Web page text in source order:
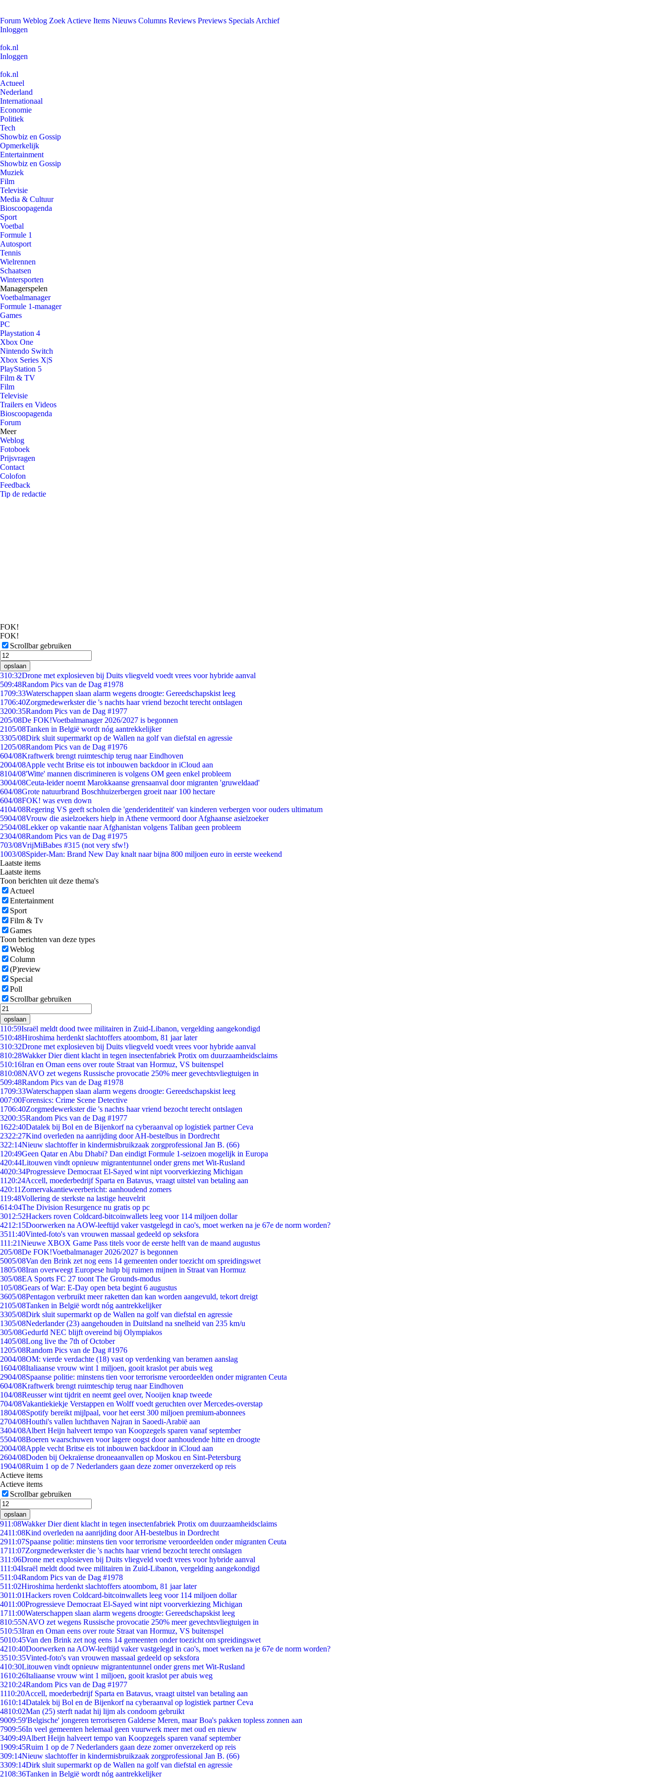
Forum Weblog Zoek Actieve Items Nieuws Columns Reviews Previews Specials Archief
Inloggen
fok.nl
Inloggen
fok.nl
Actueel
Nederland
Internationaal
Economie
Politiek
Tech
Showbiz en Gossip
Opmerkelijk
Entertainment
Showbiz en Gossip
Muziek
Film
Televisie
Media & Cultuur
Bioscoopagenda
Sport
Voetbal
Formule 1
Autosport
Tennis
Wielrennen
Schaatsen
Wintersporten
Managerspelen
Voetbalmanager
Formule 1-manager
Games
PC
Playstation 4
Xbox One
Nintendo Switch
Xbox Series X|S
PlayStation 5
Film & TV
Film
Televisie
Trailers en Videos
Bioscoopagenda
Forum
Meer
Weblog
Fotoboek
Prijsvragen
Contact
Colofon
Feedback
Tip de redactie
FOK!
FOK!
Scrollbar gebruiken
opslaan
310:32Drone met explosieven bij Duits vliegveld voedt vrees voor hybride aanval
509:48Random Pics van de Dag #1978
1709:33Waterschappen slaan alarm wegens droogte: Gereedschapskist leeg
1706:40Zorgmedewerkster die 's nachts haar vriend bezocht terecht ontslagen
3200:35Random Pics van de Dag #1977
205/08De FOK!Voetbalmanager 2026/2027 is begonnen
2105/08Tanken in België wordt nóg aantrekkelijker
3305/08Dirk sluit supermarkt op de Wallen na golf van diefstal en agressie
1205/08Random Pics van de Dag #1976
604/08Kraftwerk brengt ruimteschip terug naar Eindhoven
2004/08Apple vecht Britse eis tot inbouwen backdoor in iCloud aan
8104/08'Witte' mannen discrimineren is volgens OM geen enkel probleem
3004/08Ceuta-leider noemt Marokkaanse grensaanval door migranten 'gruweldaad'
604/08Grote natuurbrand Boschhuizerbergen groeit naar 100 hectare
604/08FOK! was even down
4104/08Regering VS geeft scholen die 'genderidentiteit' van kinderen verbergen voor ouders ultimatum
5904/08Vrouw die asielzoekers hielp in Athene vermoord door Afghaanse asielzoeker
2504/08Lekker op vakantie naar Afghanistan volgens Taliban geen probleem
2304/08Random Pics van de Dag #1975
703/08VrijMiBabes #315 (not very sfw!)
1003/08Spider-Man: Brand New Day knalt naar bijna 800 miljoen euro in eerste weekend
Laatste items
Laatste items
Toon berichten uit deze thema's
Actueel
Entertainment
Sport
Film & Tv
Games
Toon berichten van deze types
Weblog
Column
(P)review
Special
Poll
Scrollbar gebruiken
opslaan
110:59Israël meldt dood twee militairen in Zuid-Libanon, vergelding aangekondigd
510:48Hiroshima herdenkt slachtoffers atoombom, 81 jaar later
310:32Drone met explosieven bij Duits vliegveld voedt vrees voor hybride aanval
810:28Wakker Dier dient klacht in tegen insectenfabriek Protix om duurzaamheidsclaims
510:16Iran en Oman eens over route Straat van Hormuz, VS buitenspel
810:08NAVO zet wegens Russische provocatie 250% meer gevechtsvliegtuigen in
509:48Random Pics van de Dag #1978
1709:33Waterschappen slaan alarm wegens droogte: Gereedschapskist leeg
007:00Forensics: Crime Scene Detective
1706:40Zorgmedewerkster die 's nachts haar vriend bezocht terecht ontslagen
3200:35Random Pics van de Dag #1977
1622:40Datalek bij Bol en de Bijenkorf na cyberaanval op logistiek partner Ceva
2322:27Kind overleden na aanrijding door AH-bestelbus in Dordrecht
322:14Nieuw slachtoffer in kindermisbruikzaak zorgprofessional Jan B. (66)
1 20:49Geen Qatar en Abu Dhabi? Dan eindigt Formule 1-seizoen mogelijk in Europa
420:44Litouwen vindt opnieuw migrantentunnel onder grens met Wit-Rusland
4020:34Progressieve Democraat El-Sayed wint nipt voorverkiezing Michigan
11 20:24Accell, moederbedrijf Sparta en Batavus, vraagt uitstel van betaling aan
420:11 Zomervakantieweerbericht: aanhoudend zomers
119:48Vollering de sterkste na lastige heuvelrit
614:04The Division Resurgence nu gratis op pc
3012:52Hackers roven Coldcard-bitcoinwallets leeg voor 114 miljoen dollar
4212:15Doorwerken na AOW-leeftijd vaker vastgelegd in cao's, moet werken na je 67e de norm worden?
3511:40Vinted-foto's van vrouwen massaal gedeeld op seksfora
111:21Nieuwe XBOX Game Pass titels voor de eerste helft van de maand augustus
205/08De FOK!Voetbalmanager 2026/2027 is begonnen
5005/08Van den Brink zet nog eens 14 gemeenten onder toezicht om spreidingswet
1805/08Iran overweegt Europese hulp bij ruimen mijnen in Straat van Hormuz
305/08EA Sports FC 27 toont The Grounds-modus
105/08Gears of War: E-Day open beta begint 6 augustus
3605/08Pentagon verbruikt meer raketten dan kan worden aangevuld, tekort dreigt
2105/08Tanken in België wordt nóg aantrekkelijker
3305/08Dirk sluit supermarkt op de Wallen na golf van diefstal en agressie
1305/08Nederlander (23) aangehouden in Duitsland na snelheid van 235 km/u
305/08Gedurfd NEC blijft overeind bij Olympiakos
1405/08Long live the 7th of October
1205/08Random Pics van de Dag #1976
2004/08OM: vierde verdachte (18) vast op verdenking van beramen aanslag
1604/08Italiaanse vrouw wint 1 miljoen, gooit kraslot per abuis weg
2904/08Spaanse politie: minstens tien voor terrorisme veroordeelden onder migranten Ceuta
604/08Kraftwerk brengt ruimteschip terug naar Eindhoven
104/08Reusser wint tijdrit en neemt geel over, Nooijen knap tweede
704/08Vakantiekiekje Verstappen en Wolff voedt geruchten over Mercedes-overstap
1804/08Spotify bereikt mijlpaal, voor het eerst 300 miljoen premium-abonnees
2704/08Houthi's vallen luchthaven Najran in Saoedi-Arabië aan
3404/08Albert Heijn halveert tempo van Koopzegels sparen vanaf september
5504/08Boeren waarschuwen voor lagere oogst door aanhoudende hitte en droogte
2004/08Apple vecht Britse eis tot inbouwen backdoor in iCloud aan
2604/08Doden bij Oekraïense droneaanvallen op Moskou en Sint-Petersburg
1904/08Ruim 1 op de 7 Nederlanders gaan deze zomer onverzekerd op reis
Actieve items
Actieve items
Scrollbar gebruiken
opslaan
911:08Wakker Dier dient klacht in tegen insectenfabriek Protix om duurzaamheidsclaims
2411:08Kind overleden na aanrijding door AH-bestelbus in Dordrecht
2911:07Spaanse politie: minstens tien voor terrorisme veroordeelden onder migranten Ceuta
1711:07Zorgmedewerkster die 's nachts haar vriend bezocht terecht ontslagen
311:06Drone met explosieven bij Duits vliegveld voedt vrees voor hybride aanval
111:04Israël meldt dood twee militairen in Zuid-Libanon, vergelding aangekondigd
511:04Random Pics van de Dag #1978
511:02Hiroshima herdenkt slachtoffers atoombom, 81 jaar later
3011:01Hackers roven Coldcard-bitcoinwallets leeg voor 114 miljoen dollar
4011:00Progressieve Democraat El-Sayed wint nipt voorverkiezing Michigan
1711:00Waterschappen slaan alarm wegens droogte: Gereedschapskist leeg
810:55NAVO zet wegens Russische provocatie 250% meer gevechtsvliegtuigen in
510:53Iran en Oman eens over route Straat van Hormuz, VS buitenspel
5010:45Van den Brink zet nog eens 14 gemeenten onder toezicht om spreidingswet
4210:40Doorwerken na AOW-leeftijd vaker vastgelegd in cao's, moet werken na je 67e de norm worden?
3510:35Vinted-foto's van vrouwen massaal gedeeld op seksfora
410:30Litouwen vindt opnieuw migrantentunnel onder grens met Wit-Rusland
1610:26Italiaanse vrouw wint 1 miljoen, gooit kraslot per abuis weg
3210:24Random Pics van de Dag #1977
1110:20Accell, moederbedrijf Sparta en Batavus, vraagt uitstel van betaling aan
1610:14Datalek bij Bol en de Bijenkorf na cyberaanval op logistiek partner Ceva
4810:02Man (25) sterft nadat hij lijm als condoom gebruikt
9009:59'Belgische' jongeren terroriseren Galderse Meren, maar Boa's pakken topless zonnen aan
7909:56In veel gemeenten helemaal geen vuurwerk meer met oud en nieuw
3409:49Albert Heijn halveert tempo van Koopzegels sparen vanaf september
1909:45Ruim 1 op de 7 Nederlanders gaan deze zomer onverzekerd op reis
309:14Nieuw slachtoffer in kindermisbruikzaak zorgprofessional Jan B. (66)
3309:14Dirk sluit supermarkt op de Wallen na golf van diefstal en agressie
2108:36Tanken in België wordt nóg aantrekkelijker